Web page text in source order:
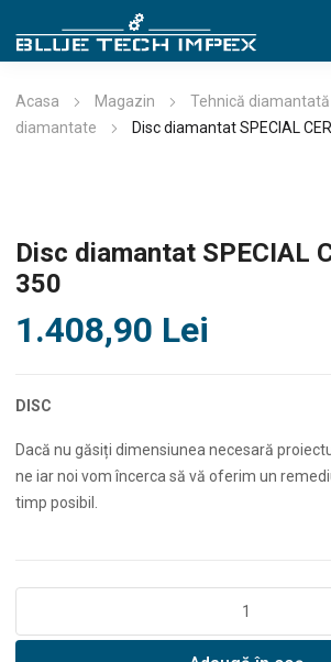
Acasa Magazin Tehnică diamantată
diamantate
Disc diamantat SPECIAL
Disc diamantat SPECIAL
350
1.408,90 Lei
DISC
Dacă nu găsiți dimensiunea necesară
ne iar noi vom încerca să vă oferim un
timp posibil.
diamantat